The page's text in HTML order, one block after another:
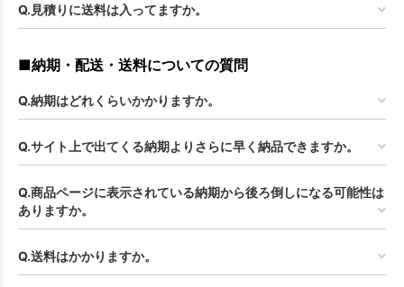
Q.見積りに送料は入ってますか。
■納期・配送・送料についての質問
Q.納期はどれくらいかかりますか。
Q.サイト上で出てくる納期よりさらに早く納品できますか。
Q.商品ページに表示されている納期から後ろ倒しになる可能性は
ありますか。
Q.送料はかかりますか。